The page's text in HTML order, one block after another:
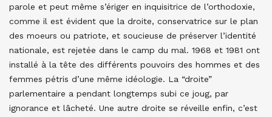
parole et peut même s’ériger en inquisitrice de l’orthodoxie,
comme il est évident que la droite, conservatrice sur le plan
des moeurs ou patriote, et soucieuse de préserver l’identité
nationale, est rejetée dans le camp du mal. 1968 et 1981 ont
installé à la tête des différents pouvoirs des hommes et des
femmes pétris d’une même idéologie. La “droite”
parlementaire a pendant longtemps subi ce joug, par
ignorance et lâcheté. Une autre droite se réveille enfin, c’est